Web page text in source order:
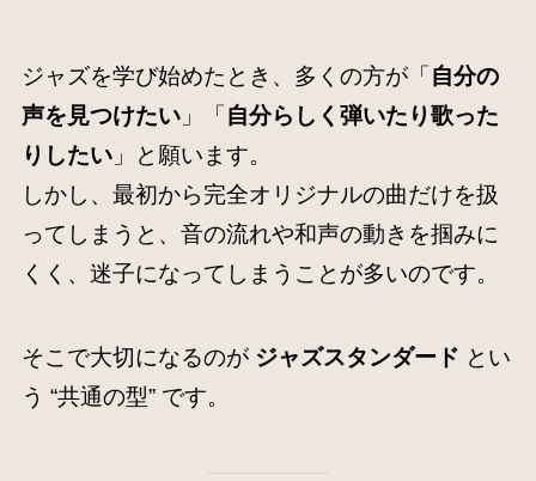
ジャズを学び始めたとき、多くの方が「自分の
声を見つけたい」「自分らしく弾いたり歌った
りしたい」と願います。
しかし、最初から完全オリジナルの曲だけを扱
ってしまうと、音の流れや和声の動きを掴みに
くく、迷子になってしまうことが多いのです。
そこで大切になるのが ジャズスタンダード とい
う “共通の型” です。